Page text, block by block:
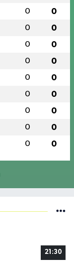
0 0
0 0
0 0
0 0
0 0
0 0
0 0
0 0
0 0
21:30